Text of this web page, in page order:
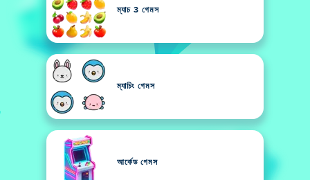
ম্যাচ 3 গেমস
ম্যাচিং গেমস
আর্কেড গেমস